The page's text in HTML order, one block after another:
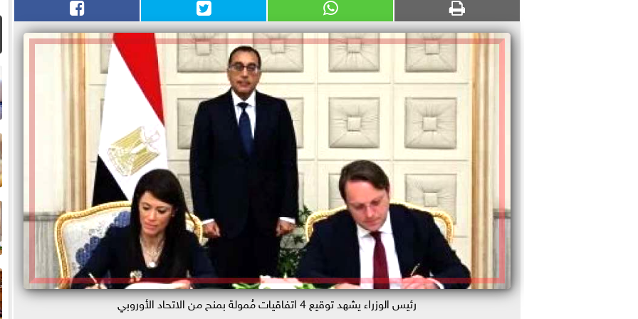
رئيس الوزراء يشهد توقيع 4 اتفاقيات مُمولة بمنح من الاتحاد الأوروبي